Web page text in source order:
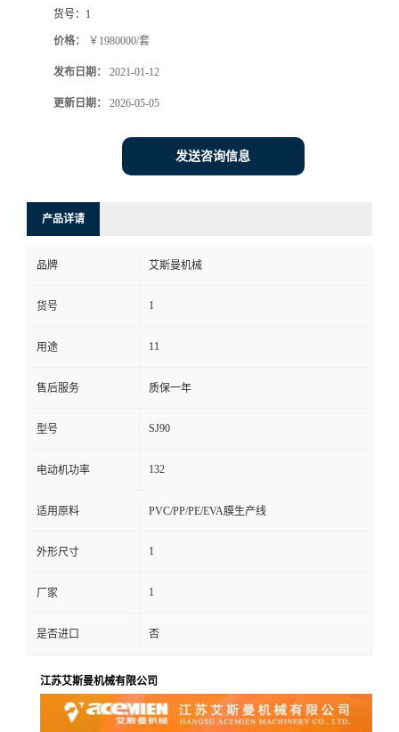
货号： 1
价格： ￥1980000/套
发布日期： 2021-01-12
更新日期： 2026-05-05
发送咨询信息
产品详请
品牌 艾斯曼机械
货号 1
用途 11
售后服务 质保一年
型号 SJ90
电动机功率 132
适用原料 PVC/PP/PE/EVA膜生产线
外形尺寸 1
厂家 1
是否进口 否
江苏艾斯曼机械有限公司